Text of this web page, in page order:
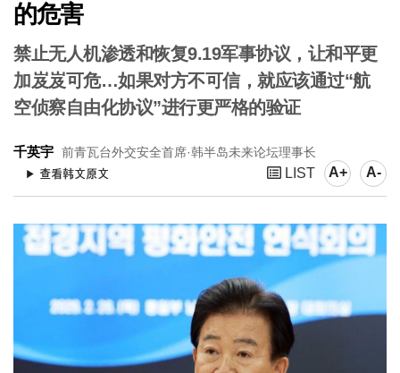
的危害
禁止无人机渗透和恢复9.19军事协议，让和平更
加岌岌可危…如果对方不可信，就应该通过“航
空侦察自由化协议”进行更严格的验证
千英宇 前青瓦台外交安全首席·韩半岛未来论坛理事长
LIST A+ A-